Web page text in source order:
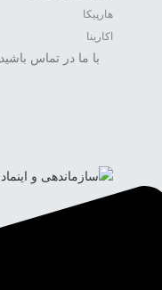
هارپیکا
اکارینا
با ما در تماس باشید